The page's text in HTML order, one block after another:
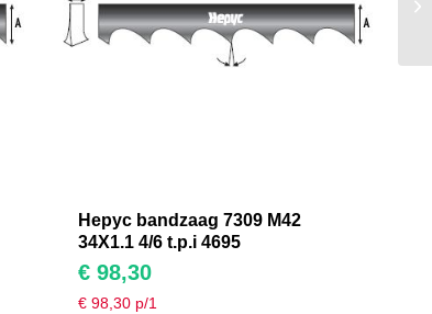
Hepyc bandzaag 7309 M42
34X1.1 4/6 t.p.i 4695
€98,30
€ 98,30p/1